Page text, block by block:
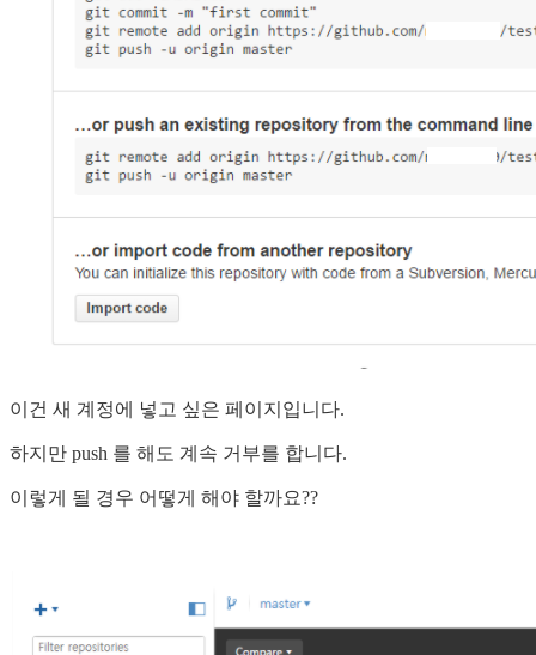
이건 새 계정에 넣고 싶은 페이지입니다.
하지만 push 를 해도 계속 거부를 합니다.
이렇게 될 경우 어떻게 해야 할까요??